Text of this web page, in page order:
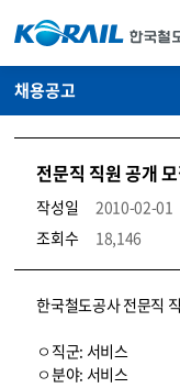
채용공고
전문직 직원 공개
작성일
2010-02-01
조회수
18,146
코레일소개_경영공시_채용공고 상세보기 – 내용, 파일, 담당자 연락처로 구성
한국철도공사 전문직
ㅇ직군: 서비스
ㅇ분야: 서비스